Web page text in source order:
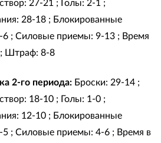
27-21 ; Голы: 2-1 ;
28-18 ; Блокированные
6 ; Силовые приемы: 9-13 ; Время
; Штраф: 8-8
2-го периода:Броски: 29-14 ;
18-10 ; Голы: 1-0 ;
12-10 ; Блокированные
5 ; Силовые приемы: 4-6 ; Время в